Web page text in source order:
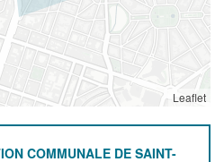
Leaflet
COMMUNALE DE SAINT-